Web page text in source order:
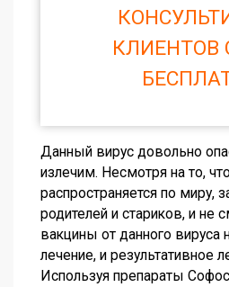
КЛИЕНТОВ
Данный вирус довольно
излечим. Несмотря на то,
распространяется по миру,
родителей и стариков, и не
вакцины от данного вируса
лечение, и результативное
Используя препараты